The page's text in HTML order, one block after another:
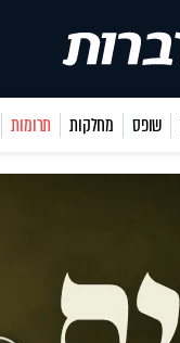
שופס מחלקות תרומות